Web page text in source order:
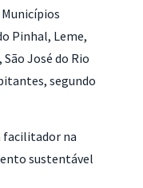
Pinhal, Leme,
José do Rio
segundo
facilitador na
sustentável